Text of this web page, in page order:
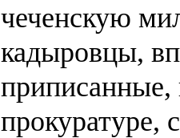
чеченскую
кадыровцы,
приписанные,
прокуратуре,